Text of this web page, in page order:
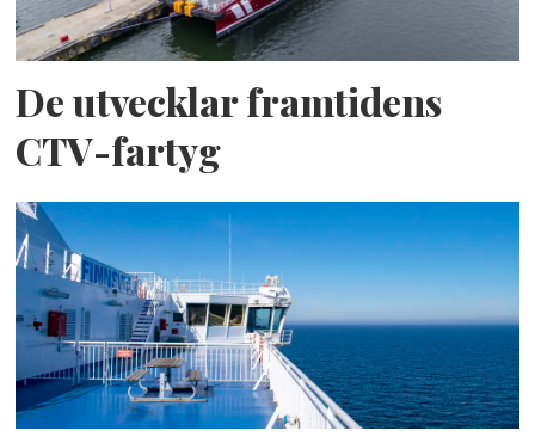
De utvecklar framtidens
CTV-fartyg